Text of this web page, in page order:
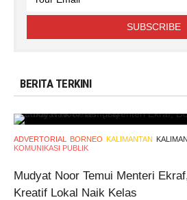
BERITA TERKINI
ADVERTORIAL BORNEO KALIMANTAN
KOMUNIKASI PUBLIK
Mudyat Noor Temui Menteri
Kreatif Lokal Naik Kelas